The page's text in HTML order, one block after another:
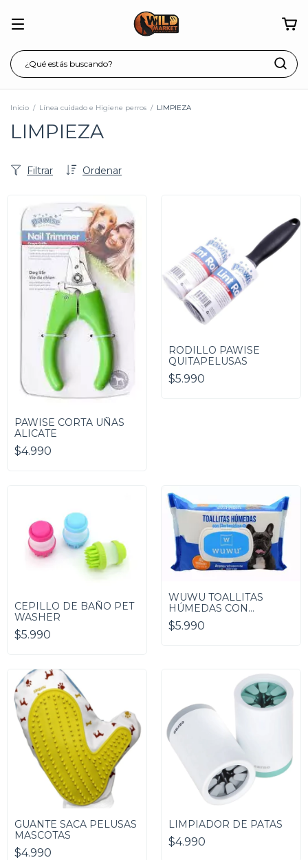
Inicio / Línea cuidado e Higiene perros / LIMPIEZA
LIMPIEZA
Ordenar
Filtrar
PAWISE CORTA UÑAS
ALICATE
$4.990
RODILLO PAWISE
QUITAPELUSAS
$5.990
CEPILLO DE BAÑO PET
WASHER
$5.990
WUWU TOALLITAS
HÚMEDAS CON
CLORHEXIDINA
$5.990
GUANTE SACA PELUSAS
MASCOTAS
$4.990
LIMPIADOR DE PATAS
$4.990